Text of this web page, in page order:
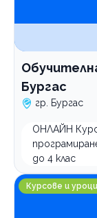
Бургас
гр. Бургас
ОНЛАЙН
до 4 клас
Обучителна
Курсове и уроци